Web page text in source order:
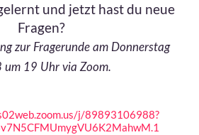
und jetzt hast du neue
Fragen?
zur Fragerunde am Donnerstag
um 19 Uhr via Zoom.
j/89893106988?